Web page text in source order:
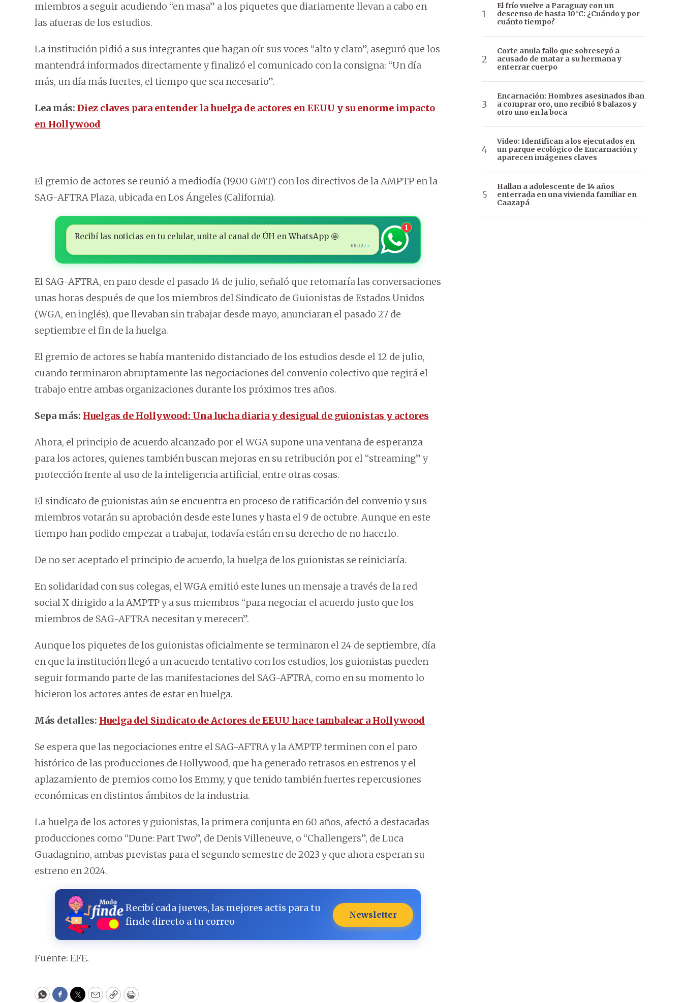
miembros a seguir acudiendo “en masa” a los piquetes que diariamente llevan a cabo en
las afueras de los estudios.
La institución pidió a sus integrantes que hagan oír sus voces “alto y claro”, aseguró que los
mantendrá informados directamente y finalizó el comunicado con la consigna: “Un día
más, un día más fuertes, el tiempo que sea necesario”.
Lea más: Diez claves para entender la huelga de actores en EEUU y su enorme impacto
en Hollywood
El gremio de actores se reunió a mediodía (19.00 GMT) con los directivos de la AMPTP en la
SAG-AFTRA Plaza, ubicada en Los Ángeles (California).
Recibí las noticias en tu celular, unite al canal de ÚH en WhatsApp 🤩
08:32✓✓
1
El SAG-AFTRA, en paro desde el pasado 14 de julio, señaló que retomaría las conversaciones
unas horas después de que los miembros del Sindicato de Guionistas de Estados Unidos
(WGA, en inglés), que llevaban sin trabajar desde mayo, anunciaran el pasado 27 de
septiembre el fin de la huelga.
El gremio de actores se había mantenido distanciado de los estudios desde el 12 de julio,
cuando terminaron abruptamente las negociaciones del convenio colectivo que regirá el
trabajo entre ambas organizaciones durante los próximos tres años.
Sepa más: Huelgas de Hollywood: Una lucha diaria y desigual de guionistas y actores
Ahora, el principio de acuerdo alcanzado por el WGA supone una ventana de esperanza
para los actores, quienes también buscan mejoras en su retribución por el “streaming” y
protección frente al uso de la inteligencia artificial, entre otras cosas.
El sindicato de guionistas aún se encuentra en proceso de ratificación del convenio y sus
miembros votarán su aprobación desde este lunes y hasta el 9 de octubre. Aunque en este
tiempo han podido empezar a trabajar, todavía están en su derecho de no hacerlo.
De no ser aceptado el principio de acuerdo, la huelga de los guionistas se reiniciaría.
En solidaridad con sus colegas, el WGA emitió este lunes un mensaje a través de la red
social X dirigido a la AMPTP y a sus miembros “para negociar el acuerdo justo que los
miembros de SAG-AFTRA necesitan y merecen”.
Aunque los piquetes de los guionistas oficialmente se terminaron el 24 de septiembre, día
en que la institución llegó a un acuerdo tentativo con los estudios, los guionistas pueden
seguir formando parte de las manifestaciones del SAG-AFTRA, como en su momento lo
hicieron los actores antes de estar en huelga.
Más detalles: Huelga del Sindicato de Actores de EEUU hace tambalear a Hollywood
Se espera que las negociaciones entre el SAG-AFTRA y la AMPTP terminen con el paro
histórico de las producciones de Hollywood, que ha generado retrasos en estrenos y el
aplazamiento de premios como los Emmy, y que tenido también fuertes repercusiones
económicas en distintos ámbitos de la industria.
La huelga de los actores y guionistas, la primera conjunta en 60 años, afectó a destacadas
producciones como “Dune: Part Two”, de Denis Villeneuve, o “Challengers”, de Luca
Guadagnino, ambas previstas para el segundo semestre de 2023 y que ahora esperan su
estreno en 2024.
Recibí cada jueves, las mejores actis para tu
finde directo a tu correo
Newsletter
Fuente: EFE.
WhatsApp
Facebook
Twitter
EmailCopyPrint
El frío vuelve a Paraguay con un
descenso de hasta 10°C: ¿Cuándo y por
cuánto tiempo?
Corte anula fallo que sobreseyó a
acusado de matar a su hermana y
enterrar cuerpo
Encarnación: Hombres asesinados iban
a comprar oro, uno recibió 8 balazos y
otro uno en la boca
Video: Identifican a los ejecutados en
un parque ecológico de Encarnación y
aparecen imágenes claves
Hallan a adolescente de 14 años
enterrada en una vivienda familiar en
Caazapá